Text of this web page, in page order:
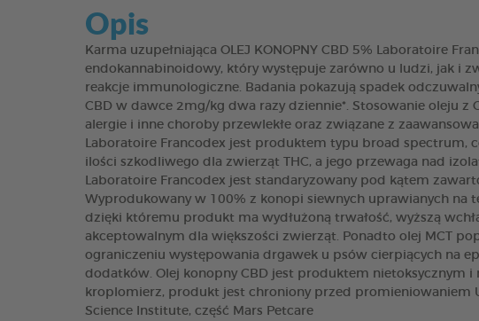
Opis
Karma uzupełniająca OLEJ KONOPNY CBD 5% Laboratoire
endokannabinoidowy, który występuje zarówno u ludzi, jak i
reakcje immunologiczne. Badania pokazują spadek
CBD w dawce 2mg/kg dwa razy dziennie*. Stosowanie oleju
alergie i inne choroby przewlekłe oraz związane z
Laboratoire Francodex jest produktem typu broad
ilości szkodliwego dla zwierząt THC, a jego przewaga nad
Laboratoire Francodex jest standaryzowany pod kątem
Wyprodukowany w 100% z konopi siewnych uprawianych na
dzięki któremu produkt ma wydłużoną trwałość, wyższą
akceptowalnym dla większości zwierząt. Ponadto olej MCT
ograniczeniu występowania drgawek u psów cierpiących na
dodatków. Olej konopny CBD jest produktem nietoksycznym
kroplomierz, produkt jest chroniony przed promieniowaniem
Science Institute, część Mars Petcare